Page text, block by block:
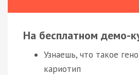
На бесплатном демо-
Узнаешь, что такое
кариотип